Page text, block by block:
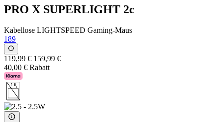
PRO X SUPERLIGHT 2c
Kabellose LIGHTSPEED Gaming-Maus
189
119,99 € 159,99 €
40,00 € Rabatt